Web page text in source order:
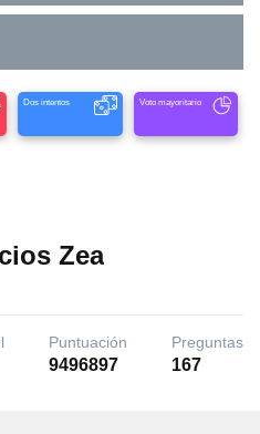
Dos intentos Voto mayoritario
Zea
Puntuación
9496897
Preguntas
167